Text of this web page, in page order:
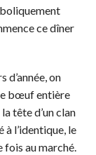
ce dîner
d’année, on
bœuf entière
tête d’un clan
l’identique, le
fois au marché.